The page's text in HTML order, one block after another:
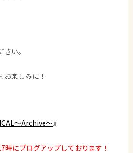
い。
お楽しみに！
～Archive～』
時にブログアップしております！